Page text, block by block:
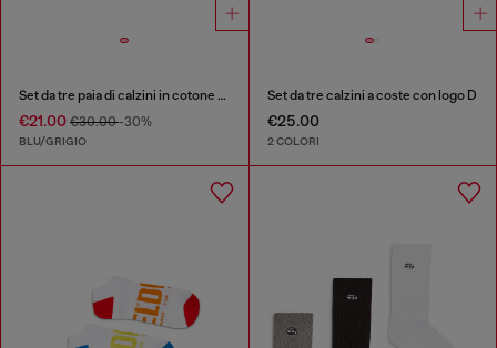
Set da tre paia di calzini in cotone con jacquard D
€21.00 €30.00-30%
BLU/GRIGIO
Set da tre calzini a coste con logo D
€25.00
2 COLORI